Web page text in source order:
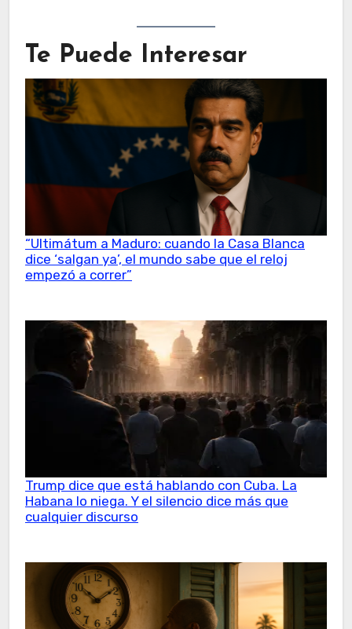
Te Puede Interesar
“Ultimátum a Maduro: cuando la Casa Blanca
dice ‘salgan ya’, el mundo sabe que el reloj
empezó a correr”
Trump dice que está hablando con Cuba. La
Habana lo niega. Y el silencio dice más que
cualquier discurso